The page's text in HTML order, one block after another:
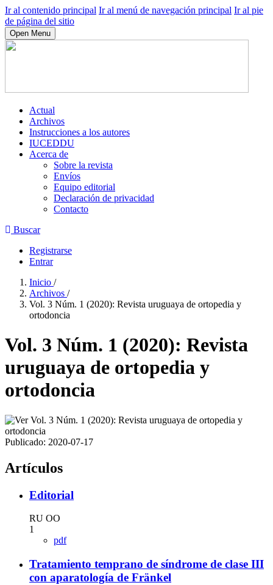
Ir al contenido principal Ir al menú de navegación principal Ir al pie
de página del sitio
Open Menu
Actual
Archivos
Instrucciones a los autores
IUCEDDU
Acerca de
Sobre la revista
Envíos
Equipo editorial
Declaración de privacidad
Contacto
Buscar
Registrarse
Entrar
Inicio /
Archivos /
Vol. 3 Núm. 1 (2020): Revista uruguaya de ortopedia y
ortodoncia
Vol. 3 Núm. 1 (2020): Revista
uruguaya de ortopedia y
ortodoncia
Publicado: 2020-07-17
Artículos
Editorial
RU OO
1
pdf
Tratamiento temprano de síndrome de clase III
con aparatología de Fränkel